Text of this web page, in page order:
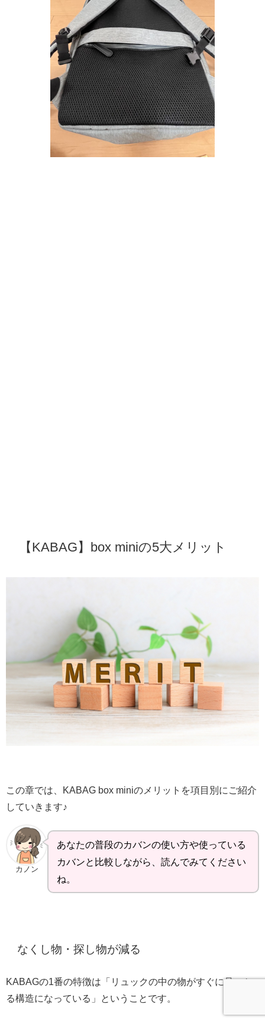
【KABAG】box miniの5大メリット
この章では、KABAG box miniのメリットを項目別にご紹介
していきます♪
カノン
あなたの普段のカバンの使い方や使っている
カバンと比較しながら、読んでみてください
ね。
なくし物・探し物が減る
KABAGの1番の特徴は「リュックの中の物がすぐに見つか
る構造になっている」ということです。